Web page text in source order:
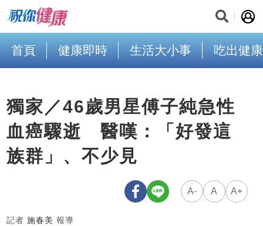
首頁 健康即時 生活大小事 吃出健康
獨家／46歲男星傅子純急性
血癌驟逝 醫嘆：「好發這
族群」、不少見
A- A A+
記者 施春美 報導